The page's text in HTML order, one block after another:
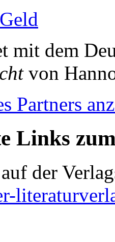
mit dem
von
Partners
Links
der